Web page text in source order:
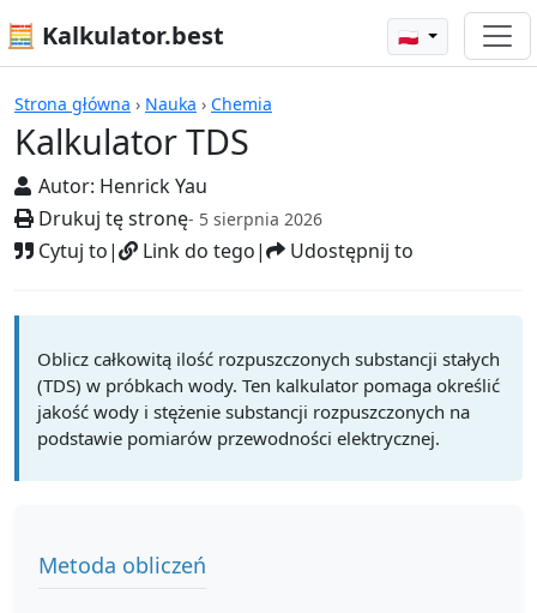
🧮 Kalkulator.best 🇵🇱
Strona główna › Nauka › Chemia
Kalkulator TDS
Autor: Henrick Yau
Drukuj tę stronę- 5 sierpnia 2026
Cytuj to| Link do tego| Udostępnij to
Kalkulatory
Oblicz całkowitą ilość rozpuszczonych substancji stałych
(TDS) w próbkach wody. Ten kalkulator pomaga określić
jakość wody i stężenie substancji rozpuszczonych na
podstawie pomiarów przewodności elektrycznej.
Metoda obliczeń